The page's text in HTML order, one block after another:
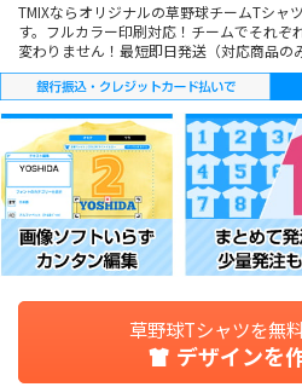
TMIXならオリジナルの草野球チームTシャ
す。フルカラー印刷対応！チームでそれぞ
変わりません！最短即日発送（対応商品の
草野球Tシャツを無
デザインを